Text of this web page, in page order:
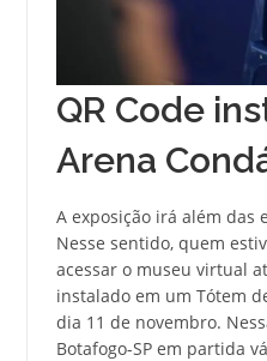
QR Code
Arena
A exposição irá além das
Nesse sentido, quem
acessar o museu virtual
instalado em um Tótem
dia 11 de novembro.
Botafogo-SP em partida